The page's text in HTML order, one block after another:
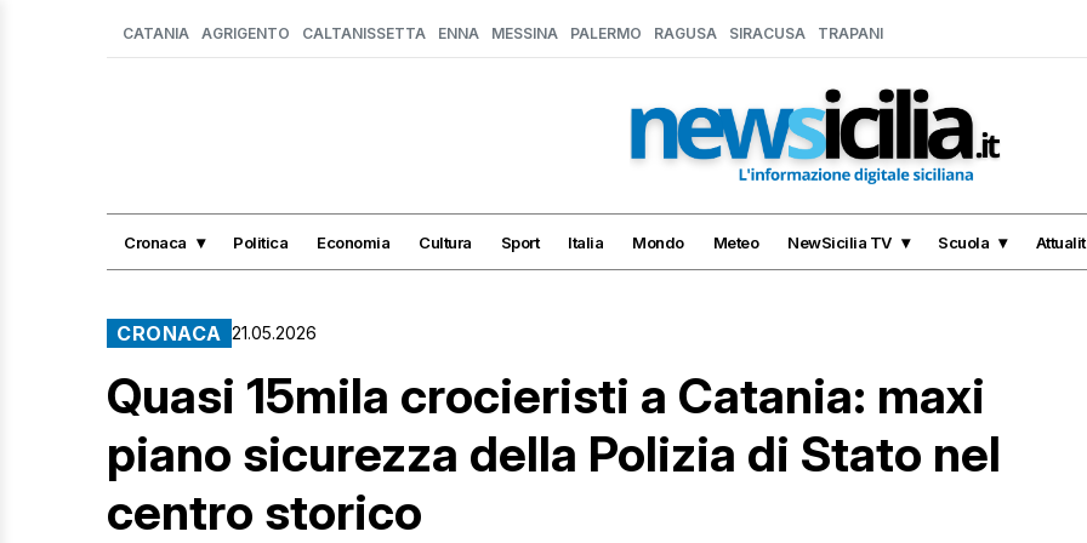
CATANIA AGRIGENTO CALTANISSETTA ENNA MESSINA PALERMO RAGUSA SIRACUSA TRAPANI
Cronaca Politica Economia Cultura Sport Italia Mondo Meteo NewSicilia TV Scuola
CRONACA 21.05.2026
Quasi 15mila crocieristi a Catania: maxi
piano sicurezza della Polizia di Stato nel
centro storico